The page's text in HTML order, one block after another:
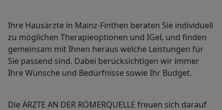
Ihre Hausärzte in Mainz-Finthen beraten Sie individuell
zu möglichen Therapieoptionen und IGeL und finden
gemeinsam mit Ihnen heraus welche Leistungen für
Sie passend sind. Dabei berücksichtigen wir immer
Ihre Wünsche und Bedürfnisse sowie Ihr Budget.
Die ÄRZTE AN DER RÖMERQUELLE freuen sich darauf